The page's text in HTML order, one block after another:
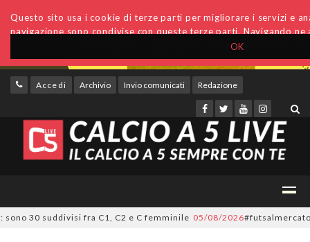
OK
Questo sito usa i cookie di terze parti per migliorare i servizi e
navigazione sono condivise con queste terze parti. Navigando
Accedi Archivio Invio comunicati Redazione
30 suddivisi fra C1, C2 e C femminile 05/08/2026#futsalmercato,